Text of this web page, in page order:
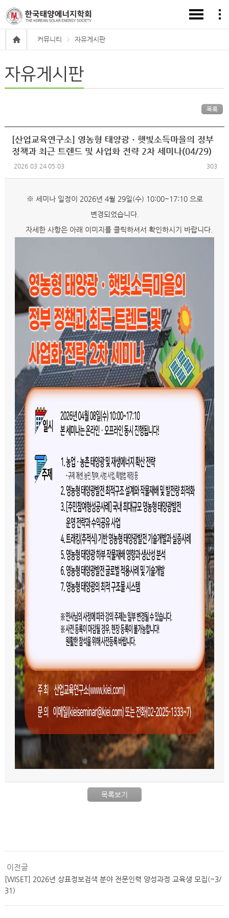
커뮤니티 자유게시판
자유게시판
목록
[산업교육연구소] 영농형 태양광ㆍ햇빛소득마을의 정부
정책과 최근 트렌드 및 사업화 전략 2차 세미나(04/29)
2026.03.24 05:03 303
※ 세미나 일정이 2026년 4월 29일(수) 10:00~17:10 으로
변경되었습니다.
자세한 사항은 아래 이미지를 클릭하셔서 확인하시기 바랍니다.
목록보기
이전글
[WISET] 2026년 상표정보검색 분야 전문인력 양성과정 교육생 모집(~3/
31)